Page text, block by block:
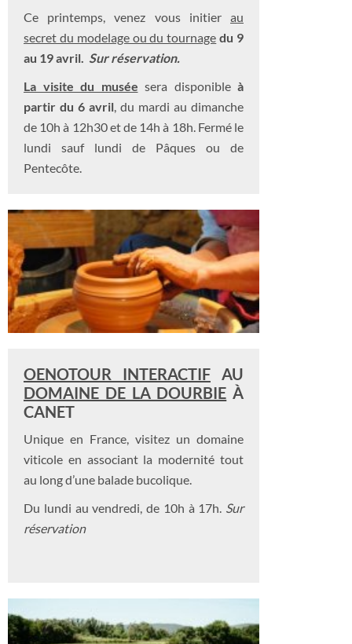
Ce printemps, venez vous initier au
secret du modelage ou du tournage du 9
au 19 avril. Sur réservation.
La visite du musée sera disponible à
partir du 6 avril, du mardi au dimanche
de 10h à 12h30 et de 14h à 18h. Fermé le
lundi sauf lundi de Pâques ou de
Pentecôte.
OENOTOUR INTERACTIF AU
DOMAINE DE LA DOURBIE À
CANET
Unique en France, visitez un domaine
viticole en associant la modernité tout
au long d’une balade bucolique.
Du lundi au vendredi, de 10h à 17h. Sur
réservation